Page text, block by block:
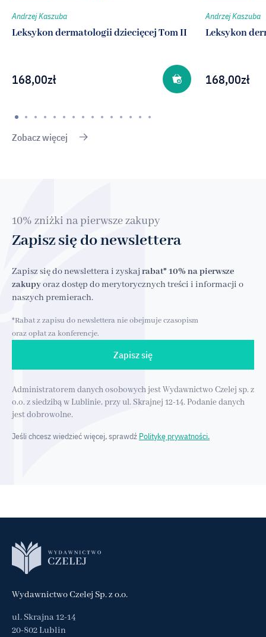
Andrzej Kaszuba
Leksykon dermatologii dziecięcej Tom II
168,00zł
Andrzej Kaszuba
Leksykon
168,00zł
Zobacz więcej
10% zniżki na pierwsze zakupy
Zapisz się do newslettera
Zapisz się do newslettera i zyskaj rabat* 10% na pierwsze
zakupyoraz dostęp do merytorycznych treści i informacji o
naszych premierach.
*Rabat z zapisu do newslettera nie obejmuje czasopism
oraz opłat za konferencje.
Zapisz się
Administratorem danych osobowych jest Wydawnictwo Czelej sp. z
o.o. z siedzibą w Lublinie, przy ul. Skrajnej 12-14. Podanie danych
jest dobrowolne.
Jeśli chcesz wiedzieć więcej, sprawdź Politykę prywatności.
Wydawnictwo Czelej Sp. z o.o.
ul. Skrajna 12-14
20-802 Lublin